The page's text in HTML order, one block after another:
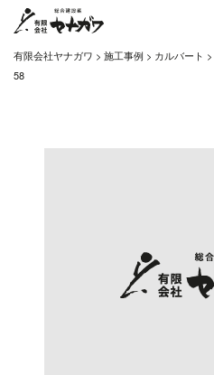
有限会社ヤナガワ > 施工事例 > カルバート >
58